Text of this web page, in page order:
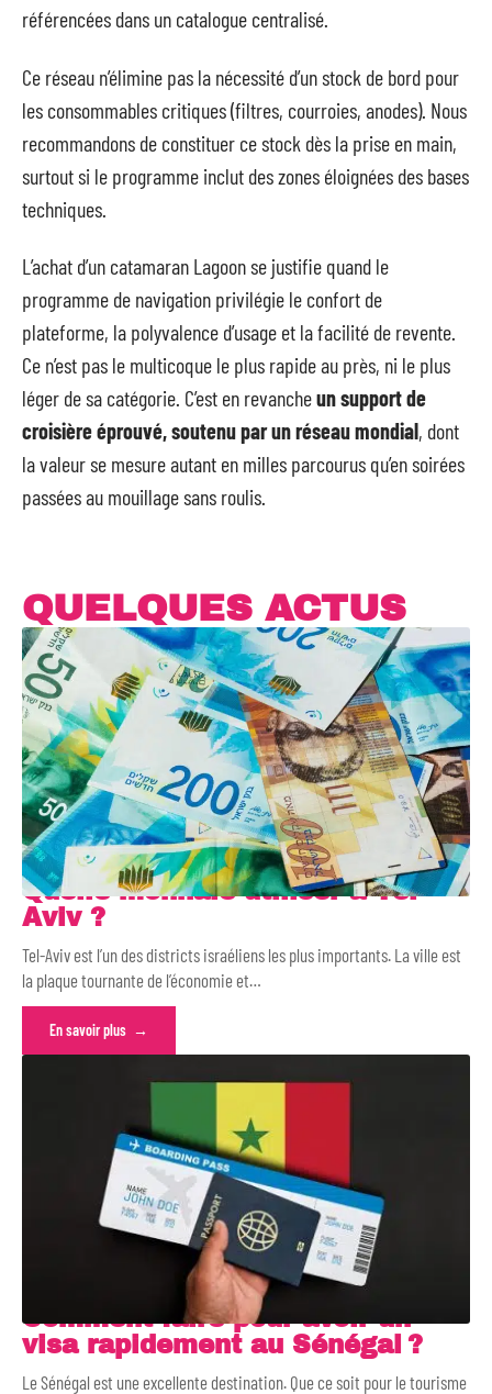
référencées dans un catalogue centralisé.
Ce réseau n’élimine pas la nécessité d’un stock de bord pour
les consommables critiques (filtres, courroies, anodes). Nous
recommandons de constituer ce stock dès la prise en main,
surtout si le programme inclut des zones éloignées des bases
techniques.
L’achat d’un catamaran Lagoon se justifie quand le
programme de navigation privilégie le confort de
plateforme, la polyvalence d’usage et la facilité de revente.
Ce n’est pas le multicoque le plus rapide au près, ni le plus
léger de sa catégorie. C’est en revancheun support de
croisière éprouvé, soutenu par un réseau mondial, dont
la valeur se mesure autant en milles parcourus qu’en soirées
passées au mouillage sans roulis.
QUELQUES ACTUS
Quelle monnaie utiliser à Tel-
Aviv ?
Tel-Aviv est l’un des districts israéliens les plus importants. La ville est
la plaque tournante de l’économie et…
En savoir plus
Comment faire pour avoir un
visa rapidement au Sénégal ?
Le Sénégal est une excellente destination. Que ce soit pour le tourisme